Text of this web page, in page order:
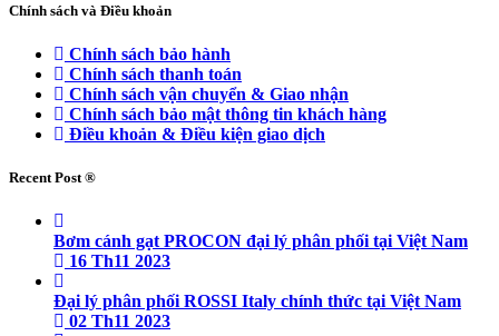
Chính sách và Điều khoản
Chính sách bảo hành
Chính sách thanh toán
Chính sách vận chuyển & Giao nhận
Chính sách bảo mật thông tin khách hàng
Điều khoản & Điều kiện giao dịch
Recent Post ®
Bơm cánh gạt PROCON đại lý phân phối tại Việt Nam
16 Th11 2023
Đại lý phân phối ROSSI Italy chính thức tại Việt Nam
02 Th11 2023